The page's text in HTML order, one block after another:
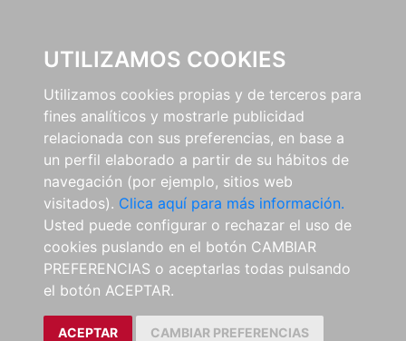
UTILIZAMOS COOKIES
Utilizamos cookies propias y de terceros para
fines analíticos y mostrarle publicidad
relacionada con sus preferencias, en base a
un perfil elaborado a partir de su hábitos de
navegación (por ejemplo, sitios web
visitados). Clica aquí para más información.
Usted puede configurar o rechazar el uso de
cookies puslando en el botón CAMBIAR
PREFERENCIAS o aceptarlas todas pulsando
el botón ACEPTAR.
ACEPTAR CAMBIAR PREFERENCIAS